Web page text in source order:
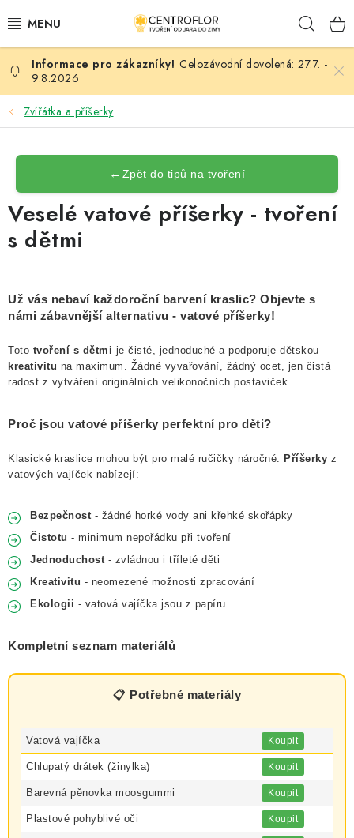
na
SEZÓNNÍ TVOŘENÍ
DŘEVĚNÉ VÝROBKY
PLACKY A MAGNETKY
VŠE PRO TVOŘENÍ
SVATBA
NOVINKY
Hodnocení obchodu
Obchodní podmínky
Moje objednávka
Celozávodní dovolená: 27.7. -
9.8.2026
Zvířátka a příšerky
← Zpět do tipů na tvoření
Veselé vatové příšerky - tvoření
s dětmi
Už vás nebaví každoroční barvení kraslic? Objevte s
námi zábavnější alternativu - vatové příšerky!
Toto tvoření s dětmi je čisté, jednoduché a podporuje dětskou
kreativitu na maximum. Žádné vyvařování, žádný ocet, jen čistá
radost z vytváření originálních velikonočních postaviček.
Proč jsou vatové příšerky perfektní pro děti?
Klasické kraslice mohou být pro malé ručičky náročné. Příšerky z
vatových vajíček nabízejí:
Bezpečnost- žádné horké vody ani křehké skořápky
Čistotu - minimum nepořádku při tvoření
Jednoduchost- zvládnou i tříleté děti
Kreativitu - neomezené možnosti zpracování
Ekologii - vatová vajíčka jsou z papíru
Kompletní seznam materiálů
📋 Potřebné materiály
Vatová vajíčka Koupit
Chlupatý drátek (žinylka) Koupit
Barevná pěnovka moosgummi Koupit
Plastové pohyblivé oči Koupit